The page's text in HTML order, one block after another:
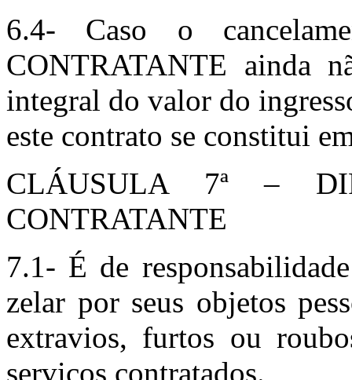
6.4- Caso o
CONTRATANTE ainda
integral do valor do
este contrato se constitui
CLÁUSULA 7ª –
CONTRATANTE
7.1- É de
zelar por seus objetos
extravios, furtos ou
serviços contratados.